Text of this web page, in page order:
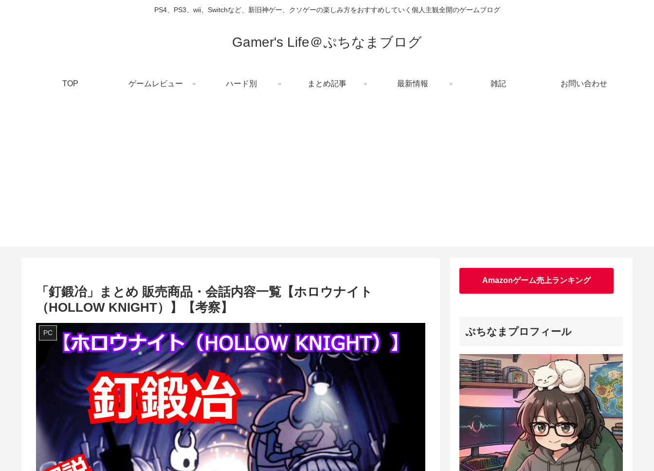
PS4、PS3、wii、Switchなど、新旧神ゲー、クソゲーの楽しみ方をおすすめしていく個人主観全開のゲームブログ
Gamer's Life＠ぷちなまブログ
TOP ゲームレビュー ハード別 まとめ記事 最新情報 雑記 お問い合わせ
「釘鍛冶」まとめ 販売商品・会話内容一覧【ホロウナイト
（HOLLOW KNIGHT）】【考察】
PC
Amazonゲーム売上ランキング
ぷちなまプロフィール